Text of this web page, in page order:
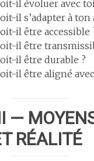
il évoluer avec
il s’adapter à ton
il être accessible
il être
il être durable ?
il être aligné
—
RÉALITÉ